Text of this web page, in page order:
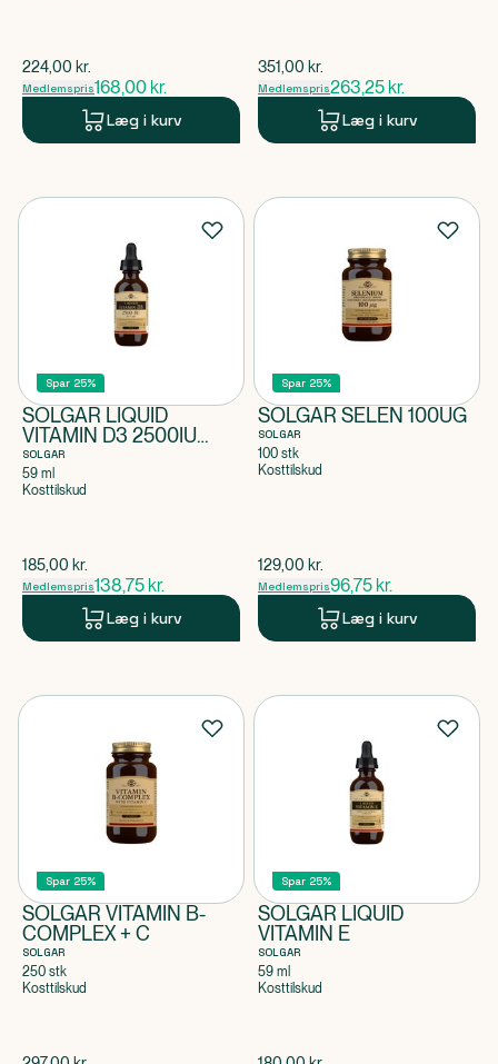
$gammel pris
224,00 kr.
Medlemspris168,00 kr.
Læg i kurv
$gammel pris
351,00 kr.
Medlemspris263,25 kr.
Læg i kurv
Spar 25%
SOLGAR LIQUID
VITAMIN D3 2500IU
(62,5 µg)
SOLGAR
59 ml
Kosttilskud
$gammel pris
185,00 kr.
Medlemspris138,75 kr.
Læg i kurv
Spar 25%
SOLGAR SELEN 100UG
SOLGAR
100 stk
Kosttilskud
$gammel pris
129,00 kr.
Medlemspris96,75 kr.
Læg i kurv
Spar 25%
SOLGAR VITAMIN B-
COMPLEX + C
SOLGAR
250 stk
Kosttilskud
Spar 25%
SOLGAR LIQUID
VITAMIN E
SOLGAR
59 ml
Kosttilskud